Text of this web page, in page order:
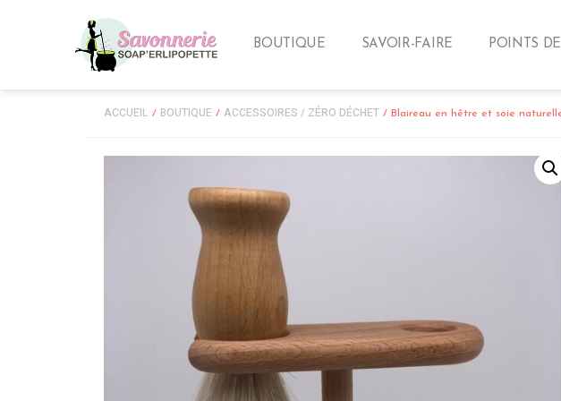
BOUTIQUE SAVOIR-FAIRE POINTS
ACCUEIL / BOUTIQUE / ACCESSOIRES / ZÉRO DÉCHET / Blaireau en hêtre et soie